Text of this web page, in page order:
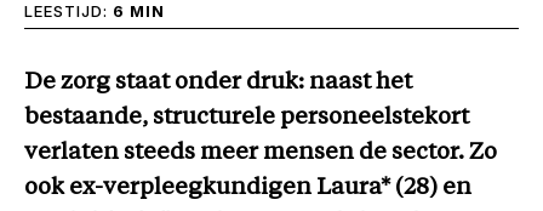
LEESTIJD: 6 MIN
De zorg staat onder druk: naast het
bestaande, structurele personeelstekort
verlaten steeds meer mensen de sector. Zo
ook ex-verpleegkundigen Laura* (28) en